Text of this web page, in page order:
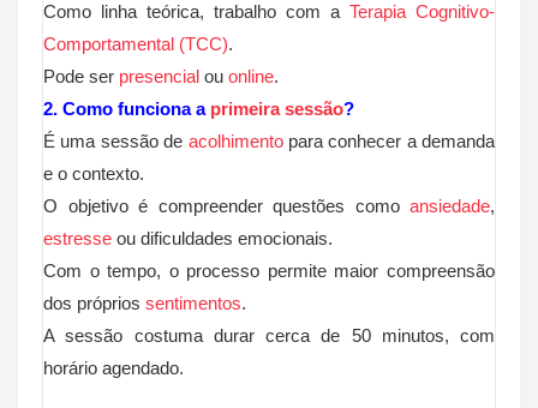
Como linha teórica, trabalho com a Terapia Cognitivo-
Comportamental (TCC).
Pode ser presencial ou online.
2. Como funciona a primeira sessão?
É uma sessão de acolhimentopara conhecer a demanda
e o contexto.
O objetivo é compreender questões como ansiedade,
estresse ou dificuldades emocionais.
Com o tempo, o processo permite maior compreensão
dos próprios sentimentos.
A sessão costuma durar cerca de 50 minutos, com
horário agendado.